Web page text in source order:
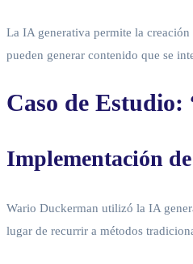
La IA generativa permite la
pueden generar contenido que se
Caso de Estudio:
Implementación
Wario Duckerman utilizó la IA
lugar de recurrir a métodos